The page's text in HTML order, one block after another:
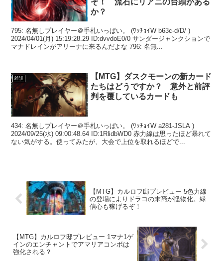
ぞ！ 流石にリアニの台頭がある
か？
795: 名無しプレイヤー＠手札いっぱい。 (ﾜｯﾁｮｲW b63c-d/D/ )
2024/04/01(月) 15:19:28.29 ID:dvvdoE0/0 サンダージャンクションで
マナドレインがアリーナに来るんだよな 796: 名無...
雑談
【MTG】ダスクモーンの新カード
たちはどうですか？ 意外と前評
判を覆しているカードも
434: 名無しプレイヤー＠手札いっぱい。 (ﾜｯﾁｮｲW a281-JSLA )
2024/09/25(水) 09:00:48.64 ID:1RlidbWD0 赤力線は思ったほど暴れて
ない気がする。使ってみたが、大会で上位を取れるほどで...
【MTG】カルロフ邸プレビュー 5色力線
の登場によりドラコの末裔が怪物化。緑
信心も稼げるぞ！
【MTG】カルロフ邸プレビュー 1マナ1ゲ
インのエンチャントでアマリアコンボは
強化される？